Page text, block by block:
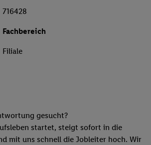
716428
Fachbereich
Filiale
gesucht?
startet, steigt sofort in die
mit uns schnell die Jobleiter hoch. Wir